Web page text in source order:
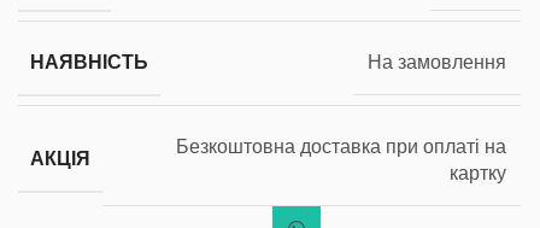
НАЯВНІСТЬ На замовлення
АКЦІЯ
Безкоштовна доставка при оплаті на
картку